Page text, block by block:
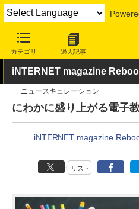
カテゴリ 過去記事
INTERNET Watch トピック
iNTERNET magazine
ニュースキュレーション
にわかに盛り上がる電子
iNTERNET magazine
リスト